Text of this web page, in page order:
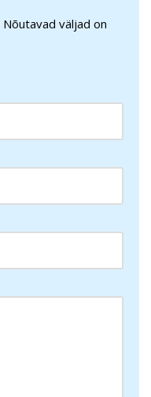
Nõutavad väljad on